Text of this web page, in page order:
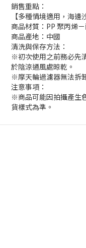
銷售重點：
【多種情境適用，海邊
商品材質：PP 聚丙烯
商品產地：中國
清洗與保存方法：
※初次使用之前務必先
於陰涼通風處晾乾。
※摩天輪過濾器無法拆
注意事項：
※商品可能因拍攝產生
貨樣式為準。